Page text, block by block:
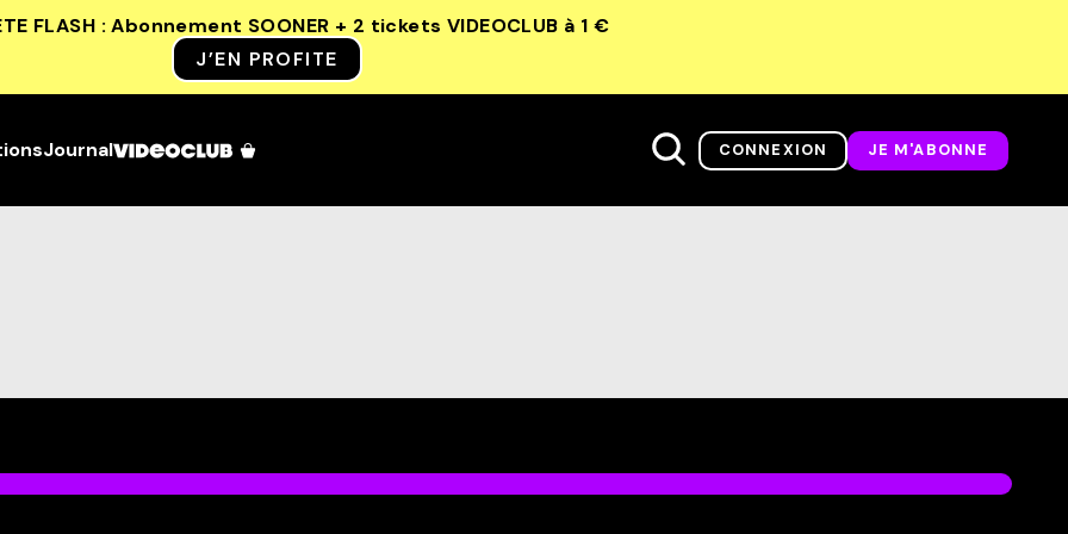
FLASH : Abonnement SOONER + 2 tickets VIDEOCLUB à 1 €
J’EN PROFITE
Journal CONNEXION JE M'ABONNE